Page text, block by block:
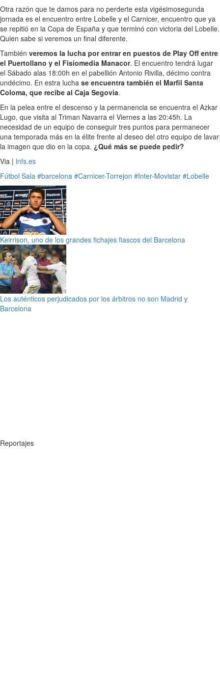
Otra razón que te damos para no perderte esta vigésimosegunda
jornada es el encuentro entre Lobelle y el Carnicer, encuentro que ya
se repitió en la Copa de España y que terminó con victoria del Lobelle.
Quien sabe si veremos un final diferente.
También veremos la lucha por entrar en puestos de Play Off entre
el Puertollano y el Fisiomedia Manacor. El encuentro tendrá lugar
el Sábado alas 18:00h en el pabellión Antonio Rivilla, décimo contra
undécimo. En estra lucha se encuentra también el Marfil Santa
Coloma, que recibe al Caja Segovia.
En la pelea entre el descenso y la permanencia se encuentra el Azkar
Lugo, que visita al Triman Navarra el Viernes a las 20:45h. La
necesidad de un equipo de conseguir tres puntos para permanecer
una temporada más en la élite frente al deseo del otro equipo de lavar
la imagen que dio en la copa. ¿Qué más se puede pedir?
Via | lnfs.es
Fútbol Sala #barcelona #Carnicer-Torrejon #Inter-Movistar #Lobelle
Keirrison, uno de los grandes fichajes fiascos del Barcelona
Los auténticos perjudicados por los árbitros no son Madrid y
Barcelona
Reportajes